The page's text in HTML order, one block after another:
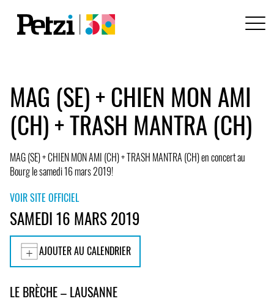
MAG (SE) + CHIEN MON AMI
(CH) + TRASH MANTRA (CH)
MAG (SE) + CHIEN MON AMI (CH) + TRASH MANTRA (CH) en concert au
Bourg le samedi 16 mars 2019!
VOIR SITE OFFICIEL
SAMEDI 16 MARS 2019
AJOUTER AU CALENDRIER
LE BRÈCHE – LAUSANNE